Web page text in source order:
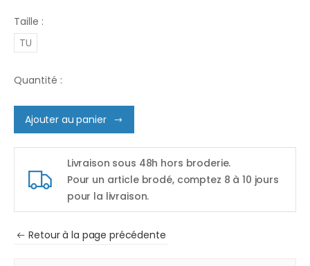
Taille :
TU
Quantité :
Ajouter au panier
Livraison sous 48h hors broderie.
Pour un article brodé, comptez 8 à 10 jours
pour la livraison.
Retour à la page précédente